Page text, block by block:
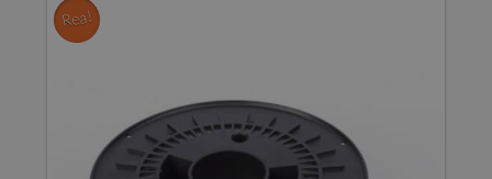
flera
varianter.
alternativen
väljas
Rea!